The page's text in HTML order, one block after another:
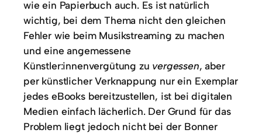
wie ein Papierbuch auch. Es ist natürlich
wichtig, bei dem Thema nicht den gleichen
Fehler wie beim Musikstreaming zu machen
und eine angemessene
Künstler:innenvergütung zu vergessen, aber
per künstlicher Verknappung nur ein Exemplar
jedes eBooks bereitzustellen, ist bei digitalen
Medien einfach lächerlich. Der Grund für das
Problem liegt jedoch nicht bei der Bonner